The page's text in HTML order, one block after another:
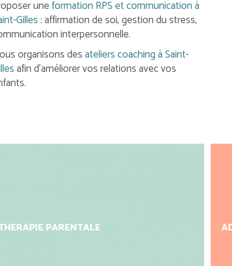
uneformation RPS et communication à
Gilles : affirmation de soi, gestion du stress,
interpersonnelle.
organisons desateliers coaching à Saint-
afin d'améliorer vos relations avec vos
PARENTALE